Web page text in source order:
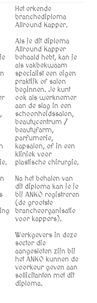
Het erkende
branchediploma
Allround Kapper.
Als je dit diploma
Allround Kapper
behaald hebt, kan je
als vakbekwaam
specialist een eigen
praktijk of salon
beginnen. Je kunt
ook als werknemer
aan de slag in een
schoonheidssalon,
beautycentrum /
beautyfarm,
parfumerie,
kapsalon, of in een
kliniek voor
plastische chirurgie.
Na het behalen van
dit diploma kan je je
bij ANKO registreren
(de grootste
brancheorganisatie
voor kappers).
Werkgevers in deze
sector die
aangesloten zijn bij
het ANKO kunnen de
voorkeur geven aan
sollicitanten met dit
diploma.